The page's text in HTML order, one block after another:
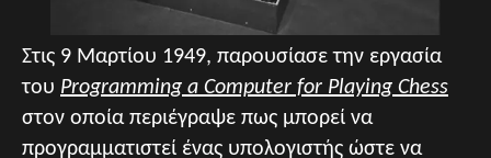
Στις 9 Μαρτίου 1949, παρουσίασε την εργασία
του Programming a Computer for Playing Chess
στον οποία περιέγραψε πως μπορεί να
προγραμματιστεί ένας υπολογιστής ώστε να